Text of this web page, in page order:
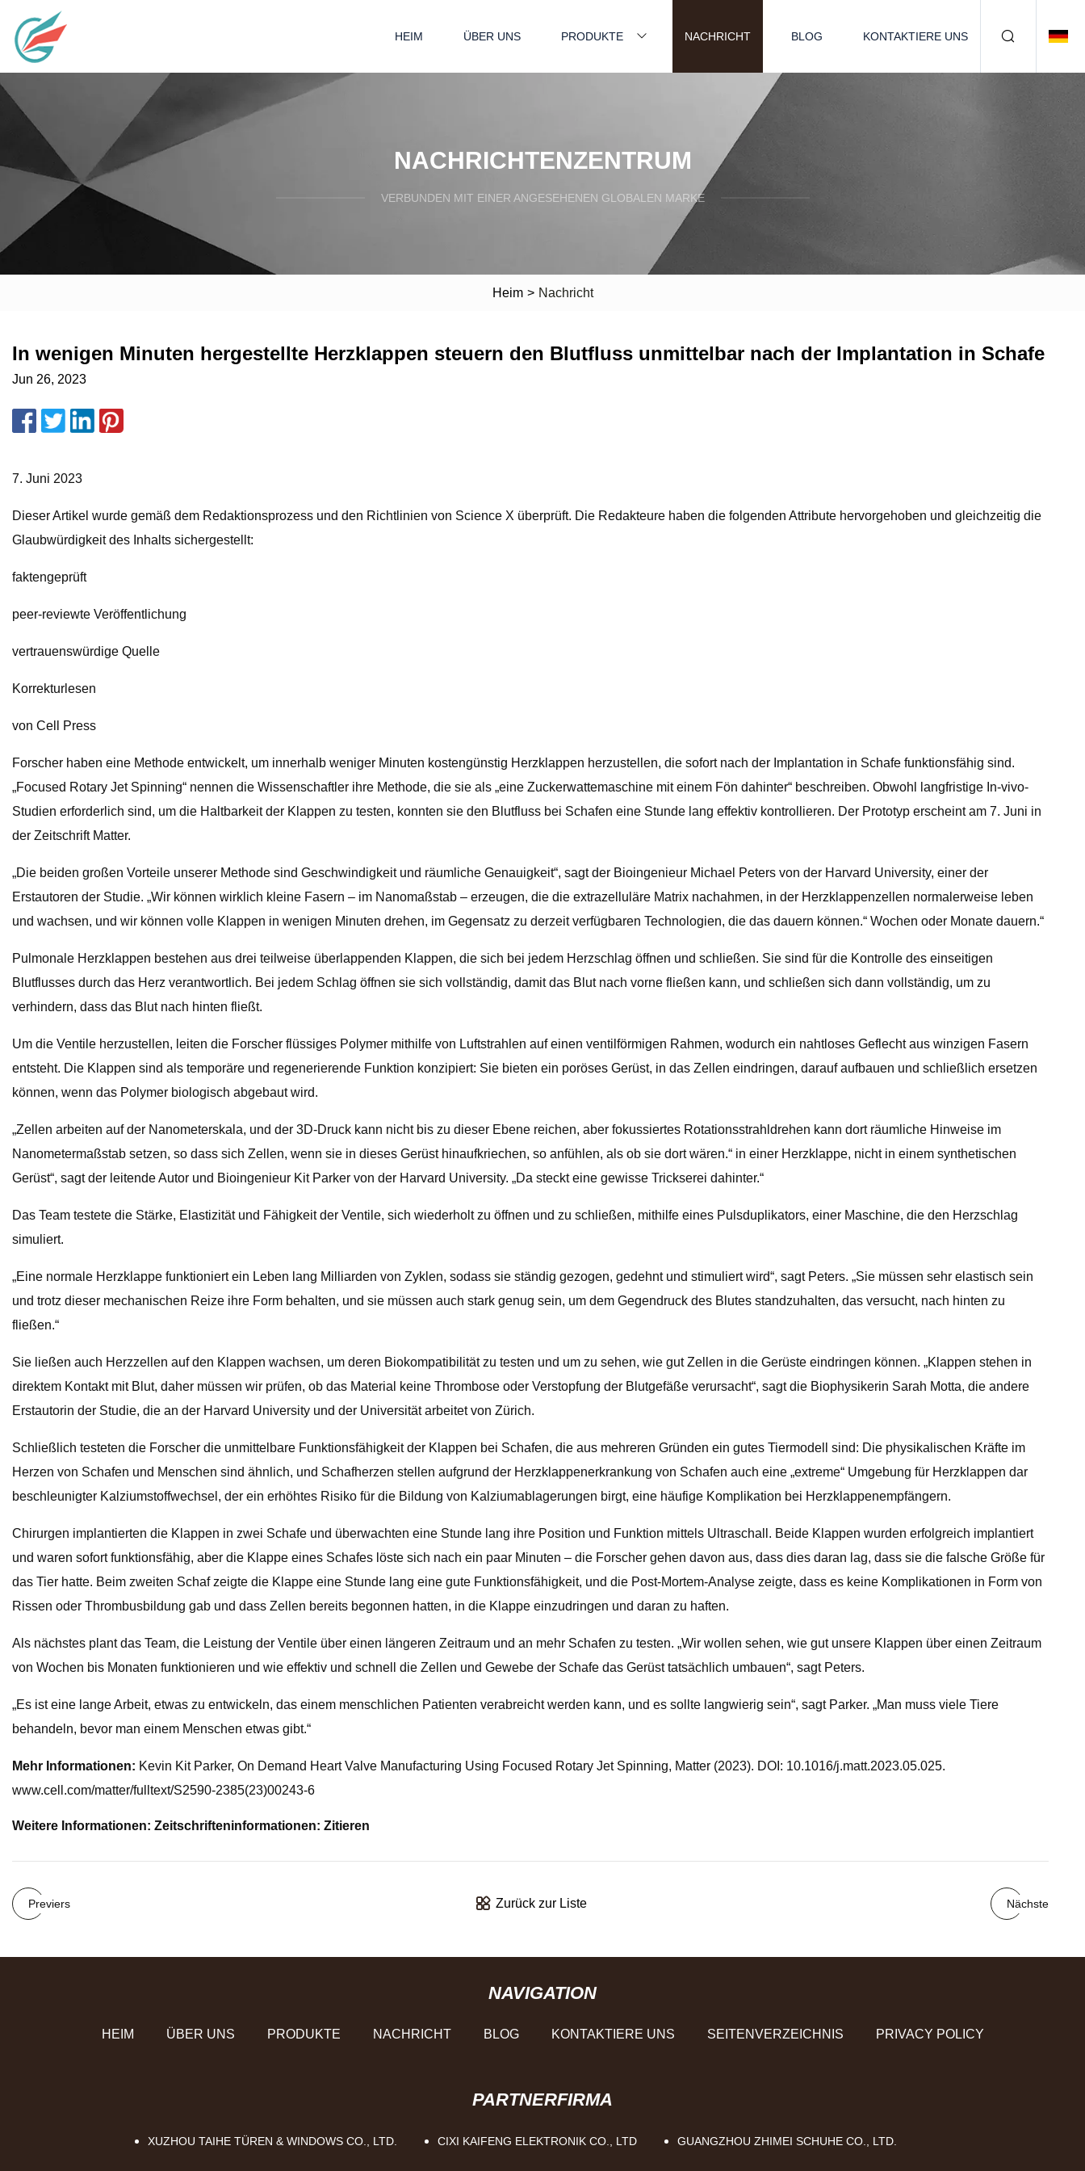
HEIM ÜBER UNS PRODUKTE NACHRICHT BLOG KONTAKTIERE UNS
NACHRICHTENZENTRUM
VERBUNDEN MIT EINER ANGESEHENEN GLOBALEN MARKE
Heim > Nachricht
In wenigen Minuten hergestellte Herzklappen steuern den Blutfluss unmittelbar nach der Implantation in Schafe
Jun 26, 2023
7. Juni 2023
Dieser Artikel wurde gemäß dem Redaktionsprozess und den Richtlinien von Science X überprüft. Die Redakteure haben die folgenden Attribute hervorgehoben und gleichzeitig die
Glaubwürdigkeit des Inhalts sichergestellt:
faktengeprüft
peer-reviewte Veröffentlichung
vertrauenswürdige Quelle
Korrekturlesen
von Cell Press
Forscher haben eine Methode entwickelt, um innerhalb weniger Minuten kostengünstig Herzklappen herzustellen, die sofort nach der Implantation in Schafe funktionsfähig sind.
„Focused Rotary Jet Spinning“ nennen die Wissenschaftler ihre Methode, die sie als „eine Zuckerwattemaschine mit einem Fön dahinter“ beschreiben. Obwohl langfristige In-vivo-
Studien erforderlich sind, um die Haltbarkeit der Klappen zu testen, konnten sie den Blutfluss bei Schafen eine Stunde lang effektiv kontrollieren. Der Prototyp erscheint am 7. Juni in
der Zeitschrift Matter.
„Die beiden großen Vorteile unserer Methode sind Geschwindigkeit und räumliche Genauigkeit“, sagt der Bioingenieur Michael Peters von der Harvard University, einer der
Erstautoren der Studie. „Wir können wirklich kleine Fasern – im Nanomaßstab – erzeugen, die die extrazelluläre Matrix nachahmen, in der Herzklappenzellen normalerweise leben
und wachsen, und wir können volle Klappen in wenigen Minuten drehen, im Gegensatz zu derzeit verfügbaren Technologien, die das dauern können.“ Wochen oder Monate dauern.“
Pulmonale Herzklappen bestehen aus drei teilweise überlappenden Klappen, die sich bei jedem Herzschlag öffnen und schließen. Sie sind für die Kontrolle des einseitigen
Blutflusses durch das Herz verantwortlich. Bei jedem Schlag öffnen sie sich vollständig, damit das Blut nach vorne fließen kann, und schließen sich dann vollständig, um zu
verhindern, dass das Blut nach hinten fließt.
Um die Ventile herzustellen, leiten die Forscher flüssiges Polymer mithilfe von Luftstrahlen auf einen ventilförmigen Rahmen, wodurch ein nahtloses Geflecht aus winzigen Fasern
entsteht. Die Klappen sind als temporäre und regenerierende Funktion konzipiert: Sie bieten ein poröses Gerüst, in das Zellen eindringen, darauf aufbauen und schließlich ersetzen
können, wenn das Polymer biologisch abgebaut wird.
„Zellen arbeiten auf der Nanometerskala, und der 3D-Druck kann nicht bis zu dieser Ebene reichen, aber fokussiertes Rotationsstrahldrehen kann dort räumliche Hinweise im
Nanometermaßstab setzen, so dass sich Zellen, wenn sie in dieses Gerüst hinaufkriechen, so anfühlen, als ob sie dort wären.“ in einer Herzklappe, nicht in einem synthetischen
Gerüst“, sagt der leitende Autor und Bioingenieur Kit Parker von der Harvard University. „Da steckt eine gewisse Trickserei dahinter.“
Das Team testete die Stärke, Elastizität und Fähigkeit der Ventile, sich wiederholt zu öffnen und zu schließen, mithilfe eines Pulsduplikators, einer Maschine, die den Herzschlag
simuliert.
„Eine normale Herzklappe funktioniert ein Leben lang Milliarden von Zyklen, sodass sie ständig gezogen, gedehnt und stimuliert wird“, sagt Peters. „Sie müssen sehr elastisch sein
und trotz dieser mechanischen Reize ihre Form behalten, und sie müssen auch stark genug sein, um dem Gegendruck des Blutes standzuhalten, das versucht, nach hinten zu
fließen.“
Sie ließen auch Herzzellen auf den Klappen wachsen, um deren Biokompatibilität zu testen und um zu sehen, wie gut Zellen in die Gerüste eindringen können. „Klappen stehen in
direktem Kontakt mit Blut, daher müssen wir prüfen, ob das Material keine Thrombose oder Verstopfung der Blutgefäße verursacht“, sagt die Biophysikerin Sarah Motta, die andere
Erstautorin der Studie, die an der Harvard University und der Universität arbeitet von Zürich.
Schließlich testeten die Forscher die unmittelbare Funktionsfähigkeit der Klappen bei Schafen, die aus mehreren Gründen ein gutes Tiermodell sind: Die physikalischen Kräfte im
Herzen von Schafen und Menschen sind ähnlich, und Schafherzen stellen aufgrund der Herzklappenerkrankung von Schafen auch eine „extreme“ Umgebung für Herzklappen dar
beschleunigter Kalziumstoffwechsel, der ein erhöhtes Risiko für die Bildung von Kalziumablagerungen birgt, eine häufige Komplikation bei Herzklappenempfängern.
Chirurgen implantierten die Klappen in zwei Schafe und überwachten eine Stunde lang ihre Position und Funktion mittels Ultraschall. Beide Klappen wurden erfolgreich implantiert
und waren sofort funktionsfähig, aber die Klappe eines Schafes löste sich nach ein paar Minuten – die Forscher gehen davon aus, dass dies daran lag, dass sie die falsche Größe für
das Tier hatte. Beim zweiten Schaf zeigte die Klappe eine Stunde lang eine gute Funktionsfähigkeit, und die Post-Mortem-Analyse zeigte, dass es keine Komplikationen in Form von
Rissen oder Thrombusbildung gab und dass Zellen bereits begonnen hatten, in die Klappe einzudringen und daran zu haften.
Als nächstes plant das Team, die Leistung der Ventile über einen längeren Zeitraum und an mehr Schafen zu testen. „Wir wollen sehen, wie gut unsere Klappen über einen Zeitraum
von Wochen bis Monaten funktionieren und wie effektiv und schnell die Zellen und Gewebe der Schafe das Gerüst tatsächlich umbauen“, sagt Peters.
„Es ist eine lange Arbeit, etwas zu entwickeln, das einem menschlichen Patienten verabreicht werden kann, und es sollte langwierig sein“, sagt Parker. „Man muss viele Tiere
behandeln, bevor man einem Menschen etwas gibt.“
Mehr Informationen: Kevin Kit Parker, On Demand Heart Valve Manufacturing Using Focused Rotary Jet Spinning, Matter (2023). DOI: 10.1016/j.matt.2023.05.025.
www.cell.com/matter/fulltext/S2590-2385(23)00243-6
Weitere Informationen: Zeitschrifteninformationen: Zitieren
Previers Zurück zur Liste Nächste
NAVIGATION
HEIM ÜBER UNS PRODUKTE NACHRICHT BLOG KONTAKTIERE UNS SEITENVERZEICHNIS PRIVACY POLICY
PARTNERFIRMA
XUZHOU TAIHE TÜREN & WINDOWS CO., LTD. CIXI KAIFENG ELEKTRONIK CO., LTD GUANGZHOU ZHIMEI SCHUHE CO., LTD.